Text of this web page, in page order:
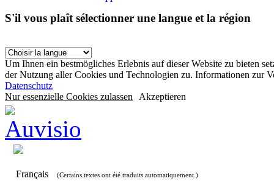
S'il vous plaît sélectionner une langue et la région
Um Ihnen ein bestmögliches Erlebnis auf dieser Website zu bieten
der Nutzung aller Cookies und Technologien zu. Informationen zur
Datenschutz
Nur essenzielle Cookies zulassen Akzeptieren
Français (Certains textes ont été traduits automatiquement.)